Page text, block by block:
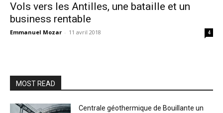
Vols vers les Antilles, une bataille et un
business rentable
Emmanuel Mozar - 11 avril 2018 4
MOST READ
Centrale géothermique de Bouillante un